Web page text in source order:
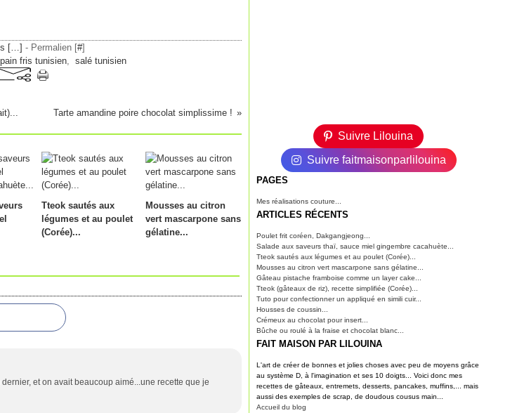
[…] - Permalien [#]
pain fris tunisien, salé tunisien
Tarte amandine poire chocolat simplissime !
Tteok sautés aux
légumes et au poulet
(Corée)...
Mousses au citron
vert mascarpone sans
gélatine...
et on avait beaucoup aimé...une recette que je
Suivre Lilouina
Suivre faitmaisonparlilouina
PAGES
Mes réalisations couture...
ARTICLES RÉCENTS
Poulet frit coréen, Dakgangjeong...
Salade aux saveurs thaï, sauce miel gingembre cacahuète...
Tteok sautés aux légumes et au poulet (Corée)...
Mousses au citron vert mascarpone sans gélatine...
Gâteau pistache framboise comme un layer cake...
Tteok (gâteaux de riz), recette simplifiée (Corée)...
Tuto pour confectionner un appliqué en simili cuir...
Housses de coussin...
Crémeux au chocolat pour insert...
Bûche ou roulé à la fraise et chocolat blanc...
FAIT MAISON PAR LILOUINA
L'art de créer de bonnes et jolies choses avec peu de moyens grâce
au système D, à l'imagination et ses 10 doigts... Voici donc mes
recettes de gâteaux, entremets, desserts, pancakes, muffins,... mais
aussi des exemples de scrap, de doudous cousus main...
Accueil du blog